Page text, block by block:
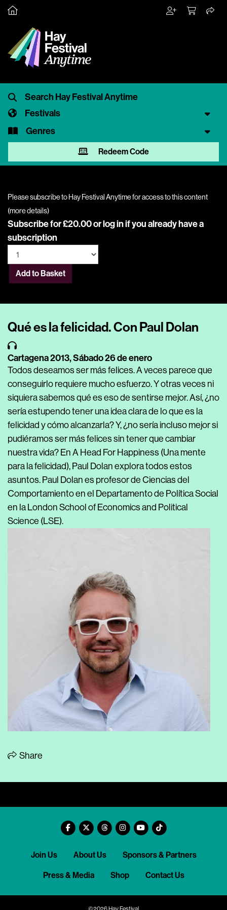
Festivals
Genres
Redeem Code
Please subscribe to Hay Festival Anytime for access to this content
(more details)
Subscribe for £20.00 orlog inif you already have a
subscription
Add to Basket
Qué es la felicidad. Con Paul Dolan
Cartagena 2013,Sábado 26 de enero
Todos deseamos ser más felices. A veces parece que
conseguirlo requiere mucho esfuerzo. Y otras veces ni
siquiera sabemos qué es eso de sentirse mejor. Así, ¿no
sería estupendo tener una idea clara de lo que es la
felicidad y cómo alcanzarla? Y, ¿no sería incluso mejor si
pudiéramos ser más felices sin tener que cambiar
nuestra vida? En A Head For Happiness (Una mente
para la felicidad), Paul Dolan explora todos estos
asuntos. Paul Dolan es profesor de Ciencias del
Comportamiento en el Departamento de Política Social
en la London School of Economics and Political
Science (LSE).
Share
Join Us About Us Sponsors & Partners
Press & Media Shop Contact Us